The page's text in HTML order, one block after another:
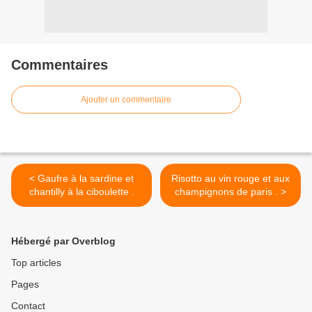
Commentaires
Ajouter un commentaire
< Gaufre à la sardine et
chantilly à la ciboulette .
Risotto au vin rouge et aux
champignons de paris . >
Hébergé par Overblog
Top articles
Pages
Contact